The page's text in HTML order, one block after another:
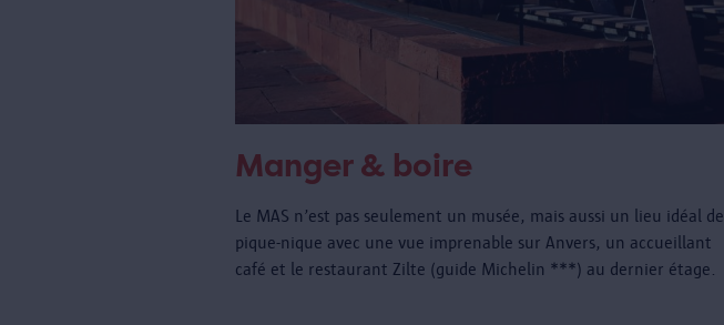
Manger & boire
Le MAS n’est pas seulement un musée, mais aussi un lieu idéal de
pique-nique avec une vue imprenable sur Anvers, un accueillant
café et le restaurant Zilte (guide Michelin ***) au dernier étage.